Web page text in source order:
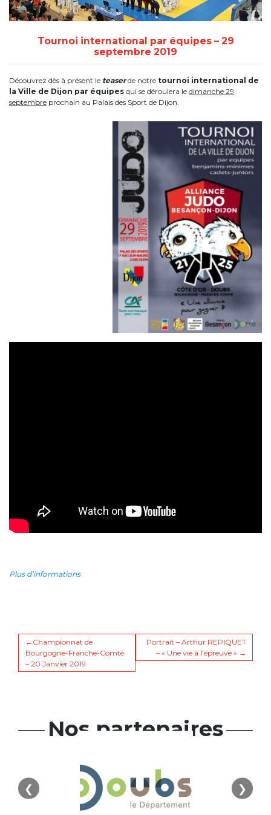
Tournoi international par équipes – 29
septembre 2019
Découvrez dès à présent le teaser de notre tournoi international de
la Ville de Dijon par équipes qui se déroulera le dimanche 29
septembre prochain au Palais des Sport de Dijon.
Plus d’informations
Navigation
de
Championnat de
Bourgogne-Franche-Comté
– 20 Janvier 2019
Portrait – Arthur REPIQUET
– « Une vie à l’épreuve »
Nos partenaires
❮ ❯